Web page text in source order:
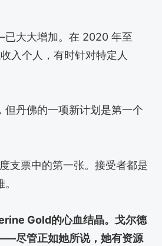
大大增加。在 2020 年至
入个人，有时针对特定人
丹佛的一项新计划是第一个
支票中的第一张。接受者都是
Gold的心血结晶。戈尔德
尽管正如她所说，她有资源